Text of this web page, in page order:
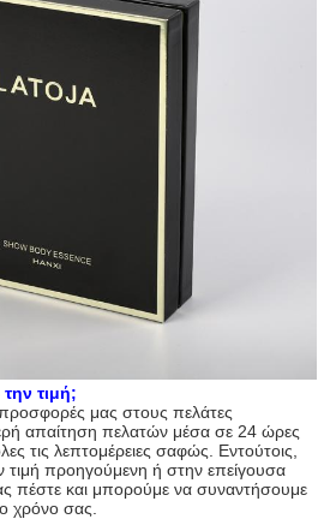
τιμή;
μας στους πελάτες
απαίτηση πελατών μέσα σε 24 ώρες
τις λεπτομέρειες σαφώς. Εντούτοις,
τιμή προηγούμενη ή στην επείγουσα
πέστε και μπορούμε να συναντήσουμε
χρόνο σας.